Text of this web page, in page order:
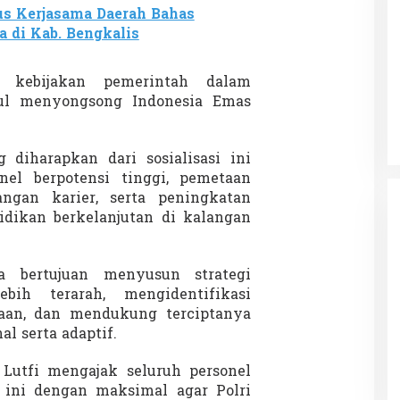
Kerjasama Daerah Bahas
di Kab. Bengkalis
pemerintah dalam
menyongsong Indonesia Emas
diharapkan dari sosialisasi ini
berpotensi tinggi, pemetaan
karier, serta peningkatan
berkelanjutan di kalangan
bertujuan menyusun strategi
terarah, mengidentifikasi
dan mendukung terciptanya
serta adaptif.
mengajak seluruh personel
ini dengan maksimal agar Polri
Charlie Kirk di
Jarak Jauh
Demonstrasi Gen-Z Guncang
Nepal, PM Mundur Mendadak
Setelah Gedung Parlemen Dibakar